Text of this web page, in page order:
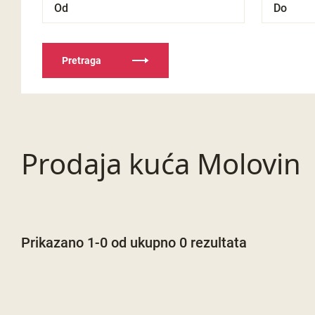
Pretraga
Prodaja kuća Molovin
Prikazano 1-0 od ukupno 0 rezultata